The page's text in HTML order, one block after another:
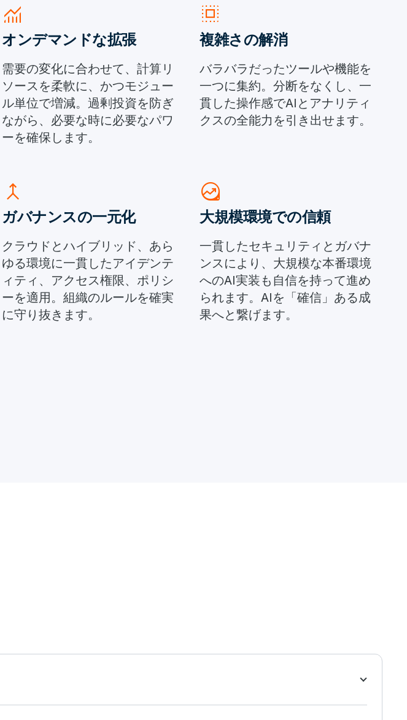
monitoring
オンデマンドな拡張
需要の変化に合わせて、計算リ
ソースを柔軟に、かつモジュー
ル単位で増減。過剰投資を防ぎ
ながら、必要な時に必要なパワ
ーを確保します。
select_all
複雑さの解消
バラバラだったツールや機能を
一つに集約。分断をなくし、一
貫した操作感でAIとアナリティ
クスの全能力を引き出せます。
merge
ガバナンスの一元化
クラウドとハイブリッド、あら
ゆる環境に一貫したアイデンテ
ィティ、アクセス権限、ポリシ
ーを適用。組織のルールを確実
に守り抜きます。
data_exploration
大規模環境での信頼
一貫したセキュリティとガバナ
ンスにより、大規模な本番環境
へのAI実装も自信を持って進め
られます。AIを「確信」ある成
果へと繋げます。